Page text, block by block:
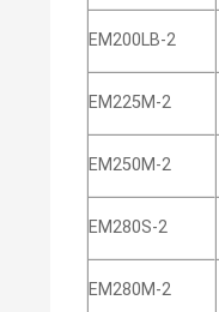
EM200LB-2
EM225M-2
EM250M-2
EM280S-2
EM280M-2